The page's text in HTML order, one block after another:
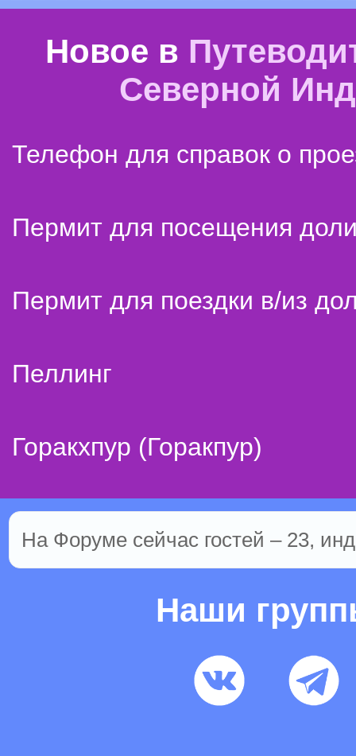
Новое в
Северной
Телефон для справок о
Пермит для посещения
Пермит для поездки в/из
Пеллинг
Горакхпур (Горакпур)
На Форуме сейчас гостей – 23,
Наши